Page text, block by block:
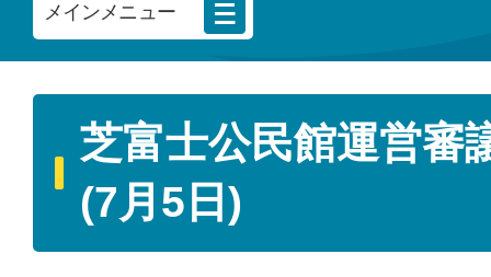
メインメニュー
芝富士公民館運営審
(7月5日)